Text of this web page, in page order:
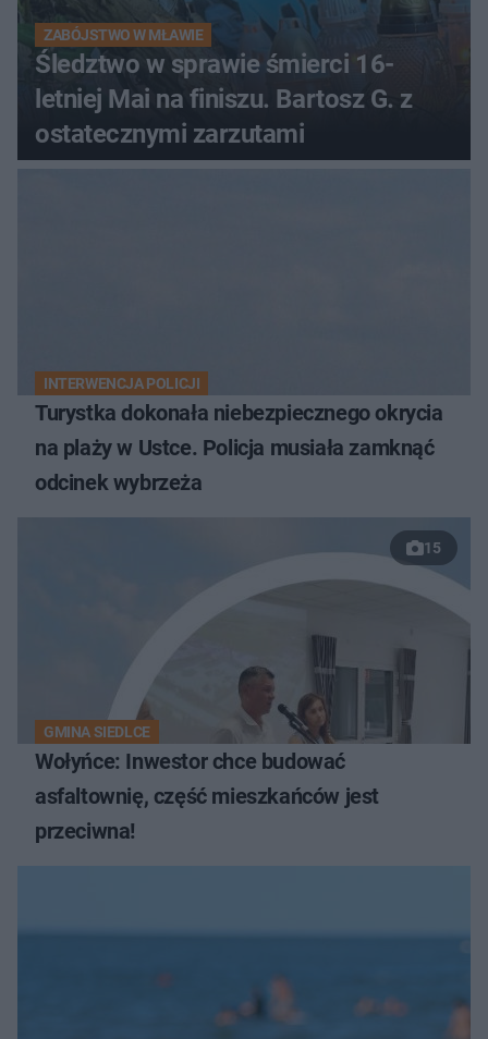
ZABÓJSTWO W MŁAWIE
Śledztwo w sprawie śmierci 16-
letniej Mai na finiszu. Bartosz G. z
ostatecznymi zarzutami
INTERWENCJA POLICJI
Turystka dokonała niebezpiecznego okrycia
na plaży w Ustce. Policja musiała zamknąć
odcinek wybrzeża
15
GMINA SIEDLCE
Wołyńce: Inwestor chce budować
asfaltownię, część mieszkańców jest
przeciwna!